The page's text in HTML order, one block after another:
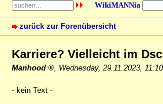
WikiMANNia
zurück zur Forenübersicht
Karriere? Vielleicht im
Manhood Wednesday, 29.11.2023, 11:10
- kein Text -